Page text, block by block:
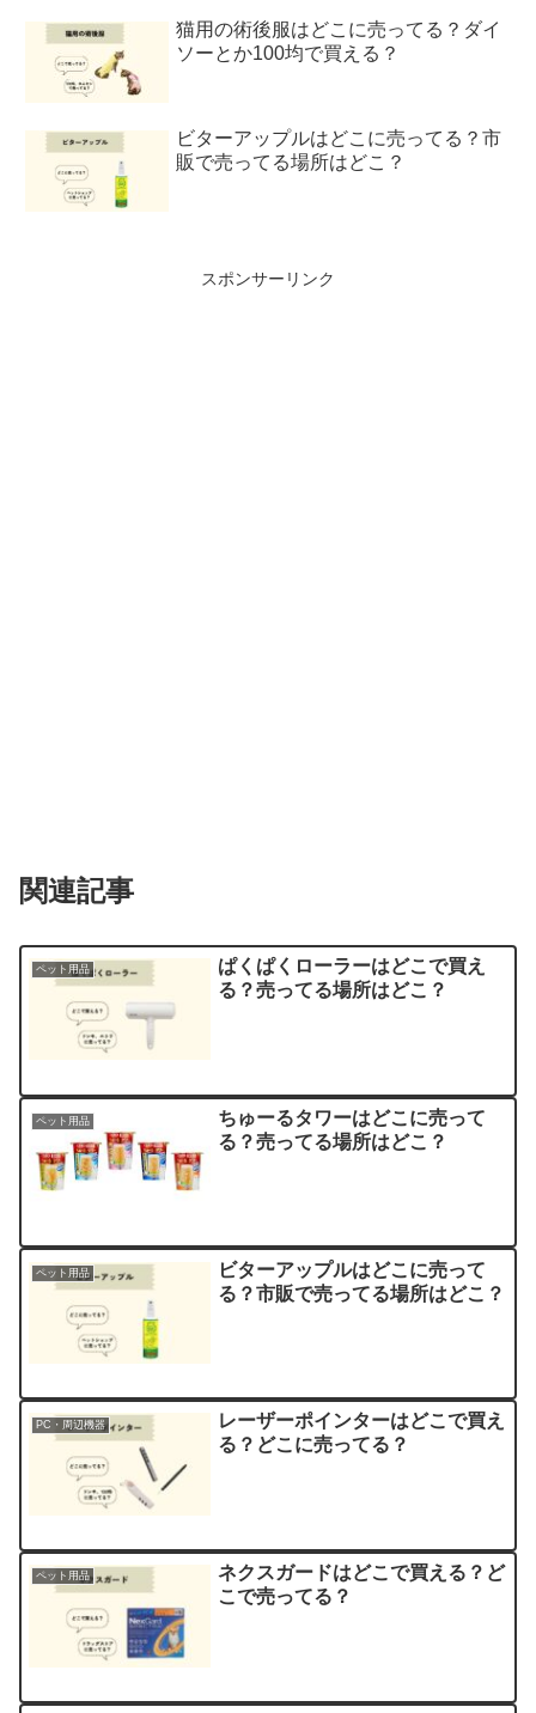
猫用の術後服はどこに売ってる？ダイ
ソーとか100均で買える？
ビターアップルはどこに売ってる？市
販で売ってる場所はどこ？
スポンサーリンク
関連記事
ペット用品
ぱくぱくローラーはどこで買え
る？売ってる場所はどこ？
ペット用品
ちゅーるタワーはどこに売って
る？売ってる場所はどこ？
ペット用品
ビターアップルはどこに売って
る？市販で売ってる場所はどこ？
PC・周辺機器
レーザーポインターはどこで買え
る？どこに売ってる？
ペット用品
ネクスガードはどこで買える？ど
こで売ってる？